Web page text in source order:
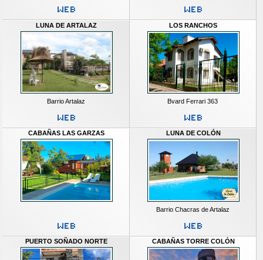
LUNA DE ARTALAZ
Barrio Artalaz
LOS RANCHOS
Bvard Ferrari 363
CABAÑAS LAS GARZAS LUNA DE COLÓN
Barrio Chacras de Artalaz
PUERTO SOÑADO NORTE CABAÑAS TORRE COLÓN